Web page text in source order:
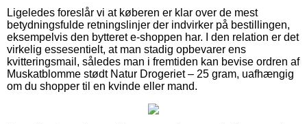
Ligeledes foreslår vi at køberen er klar over de mest
betydningsfulde retningslinjer der indvirker på bestillingen,
eksempelvis den bytteret e-shoppen har. I den relation er det
virkelig essesentielt, at man stadig opbevarer ens
kvitteringsmail, således man i fremtiden kan bevise ordren af
Muskatblomme stødt Natur Drogeriet – 25 gram, uafhængig
om du shopper til en kvinde eller mand.